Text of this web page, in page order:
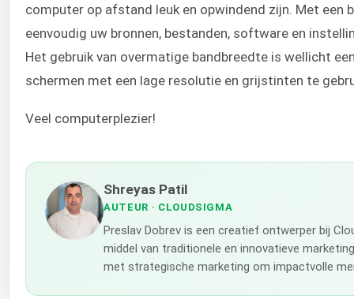
computer op afstand leuk en opwindend zijn. Met een
eenvoudig uw bronnen, bestanden, software en
Het gebruik van overmatige bandbreedte is wellicht
schermen met een lage resolutie en grijstinten te
Veel computerplezier!
Shreyas Patil
AUTEUR · CLOUDSIGMA
Preslav Dobrev is een creatief ontwerper bij
middel van traditionele en innovatieve
met strategische marketing om impactvolle